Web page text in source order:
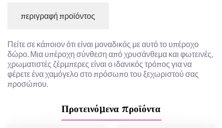
περιγραφή προϊόντος
Πείτε σε κάποιον ότι είναι μοναδικός με αυτό το υπέροχο
δώρο. Μια υπέροχη σύνθεση από χρυσάνθεμα και φωτεινές,
χρωματιστές ζέρμπερες είναι ο ιδανικός τρόπος για να
φέρετε ένα χαμόγελο στο πρόσωπο του ξεχωριστού σας
προσώπου.
Προτεινόμενα προϊόντα